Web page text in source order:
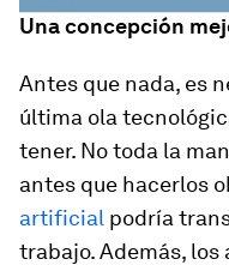
Una concepción
Antes que nada, es
última ola
tener. No toda la
antes que hacerlos
artificial podría
trabajo. Además,